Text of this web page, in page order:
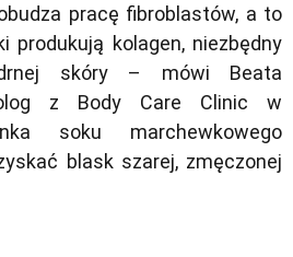
pracę fibroblastów, a to
produkują kolagen, niezbędny
skóry – mówi Beata
z Body Care Clinic w
soku marchewkowego
blask szarej, zmęczonej